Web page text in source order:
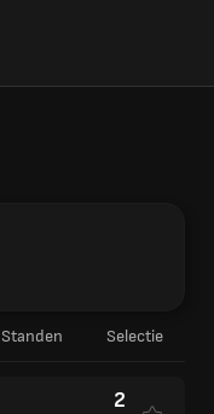
Standen Selectie
2